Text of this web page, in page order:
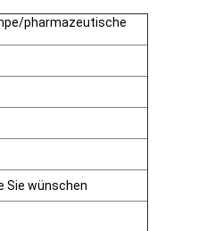
pharmazeutische
Sie wünschen